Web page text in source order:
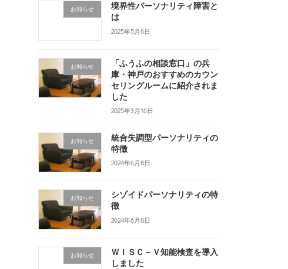
お知らせ
境界性パーソナリティ障害と
は
2025年5月6日
お知らせ
「ふうふの相談窓口」の兵
庫・神戸のおすすめのカウン
セリングルームに紹介されま
した
2025年3月16日
お知らせ
統合失調型パーソナリティの
特徴
2024年6月8日
お知らせ
シゾイドパーソナリティの特
徴
2024年6月8日
お知らせ
ＷＩＳＣ－Ｖ知能検査を導入
しました